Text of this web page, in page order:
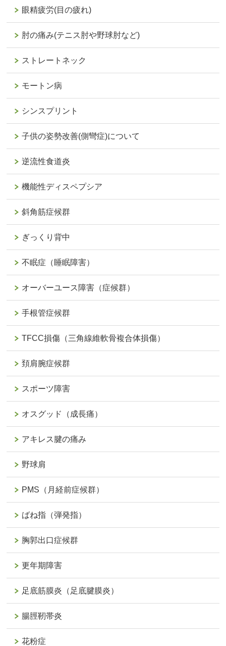
眼精疲労(目の疲れ)
肘の痛み(テニス肘や野球肘など)
ストレートネック
モートン病
シンスプリント
子供の姿勢改善(側彎症)について
逆流性食道炎
機能性ディスペプシア
斜角筋症候群
ぎっくり背中
不眠症（睡眠障害）
オーバーユース障害（症候群）
手根管症候群
TFCC損傷（三角線維軟骨複合体損傷）
頚肩腕症候群
スポーツ障害
オスグッド（成長痛）
アキレス腱の痛み
野球肩
PMS（月経前症候群）
ばね指（弾発指）
胸郭出口症候群
更年期障害
足底筋膜炎（足底腱膜炎）
腸脛靭帯炎
花粉症